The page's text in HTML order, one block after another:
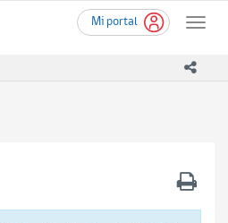
Mi portal
Toggle